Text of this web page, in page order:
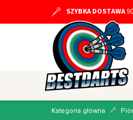
SZYBKA DOSTAWA
Kategoria główna